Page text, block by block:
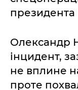
президента
Олександр
інцидент,
не вплине
проте